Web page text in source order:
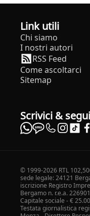
Link utili
Chi siamo
I nostri autori
RSS Feed
Come ascoltarci
Sitemap
Scrivici &
© 1999-2026 RTL
sede legale: 24121
iscrizione Registro
Bergamo n. r.e.a.
Capitale sociale - €
Testata giornalistica